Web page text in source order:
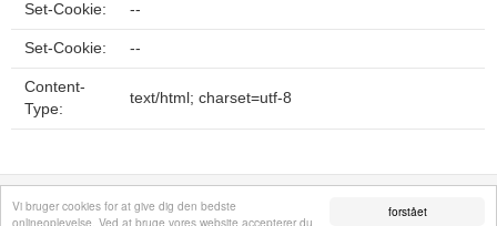
forstået
Vi bruger cookies for at give dig den bedste
onlineoplevelse. Ved at bruge vores website accepterer du
Set-Cookie: --
Set-Cookie: --
Content-
Type:
text/html; charset=utf-8